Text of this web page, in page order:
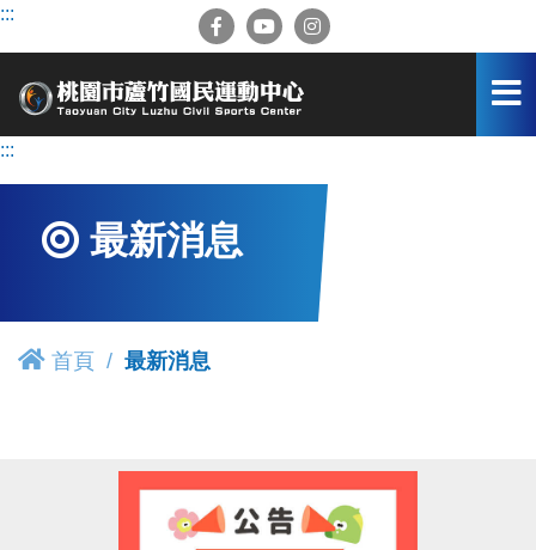
跳
容
:::
:::
最新消息
首頁 最新消息